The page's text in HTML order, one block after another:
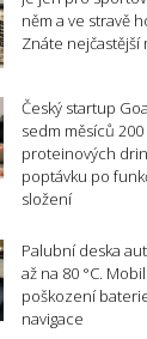
něm a ve stravě
Znáte nejčastější
Český startup
sedm měsíců 200
proteinových
poptávku po
složení
Palubní deska
až na 80 °C.
poškození
navigace